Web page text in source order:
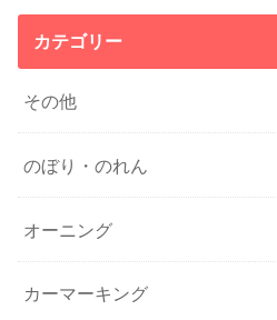
カテゴリー
その他
のぼり・のれん
オーニング
カーマーキング